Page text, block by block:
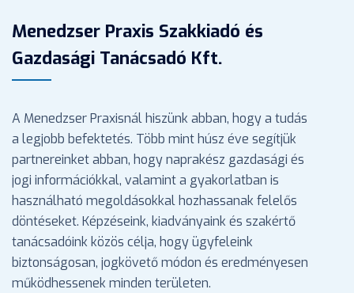
Menedzser Praxis Szakkiadó és
Gazdasági Tanácsadó Kft.
A Menedzser Praxisnál hiszünk abban, hogy a tudás
a legjobb befektetés. Több mint húsz éve segítjük
partnereinket abban, hogy naprakész gazdasági és
jogi információkkal, valamint a gyakorlatban is
használható megoldásokkal hozhassanak felelős
döntéseket. Képzéseink, kiadványaink és szakértő
tanácsadóink közös célja, hogy ügyfeleink
biztonságosan, jogkövető módon és eredményesen
működhessenek minden területen.